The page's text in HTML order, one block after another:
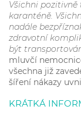
Všichni
karanténě.
nadále
zdravotní
být
mluvčí
všechna již
šíření nákazy
KRÁTKÁ